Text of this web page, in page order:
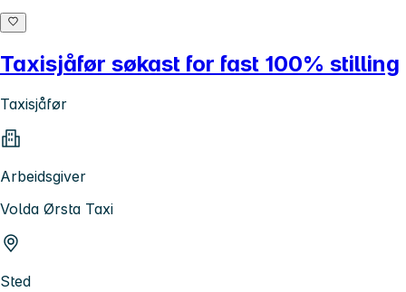
Taxisjåfør søkast for fast 100% stilling
Taxisjåfør
Arbeidsgiver
Volda Ørsta Taxi
Sted